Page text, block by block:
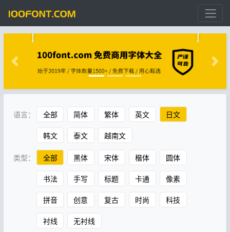
语言： 全部 简体 繁体 英文 日文
韩文 泰文 越南文
类型： 全部 黑体 宋体 楷体 圆体
书法 手写 标题 卡通 像素
拼音 创意 复古 时尚 科技
衬线 无衬线